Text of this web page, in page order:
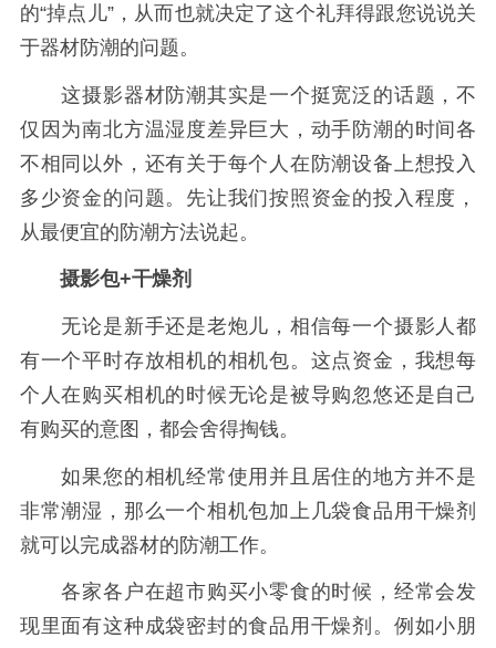
的“掉点儿”，从而也就决定了这个礼拜得跟您说说关
于器材防潮的问题。
这摄影器材防潮其实是一个挺宽泛的话题，不
仅因为南北方温湿度差异巨大，动手防潮的时间各
不相同以外，还有关于每个人在防潮设备上想投入
多少资金的问题。先让我们按照资金的投入程度，
从最便宜的防潮方法说起。
摄影包+干燥剂
无论是新手还是老炮儿，相信每一个摄影人都
有一个平时存放相机的相机包。这点资金，我想每
个人在购买相机的时候无论是被导购忽悠还是自己
有购买的意图，都会舍得掏钱。
如果您的相机经常使用并且居住的地方并不是
非常潮湿，那么一个相机包加上几袋食品用干燥剂
就可以完成器材的防潮工作。
各家各户在超市购买小零食的时候，经常会发
现里面有这种成袋密封的食品用干燥剂。例如小朋